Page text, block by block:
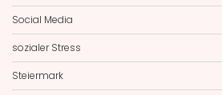
Social Media
sozialer Stress
Steiermark